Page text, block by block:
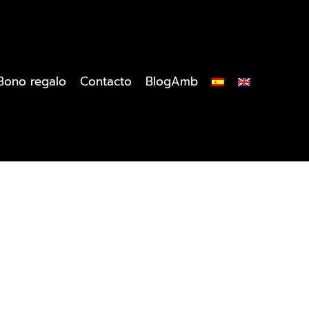
regalo Contacto BlogAmb